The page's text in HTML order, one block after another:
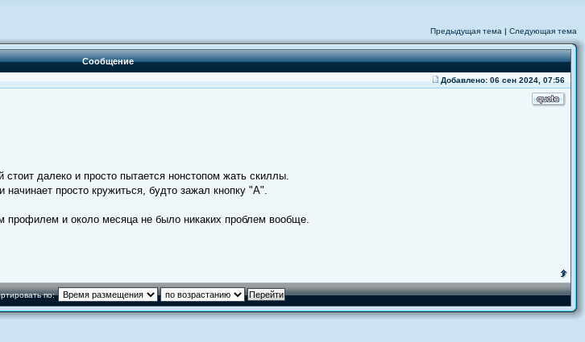
Предыдущая тема | Следующая тема
Сообщение
Добавлено: 06 сен 2024, 07:56
далеко и просто пытается нонстопом жать скиллы.
просто кружиться, будто зажал кнопку "A".
профилем и около месяца не было никаких проблем вообще.
по: